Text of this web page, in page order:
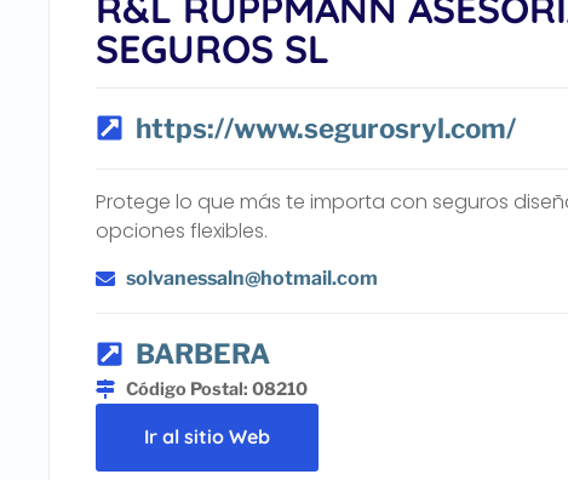
SEGUROS SL
https://www.segurosryl.com/
Protege lo que más te importa con seguros
opciones flexibles.
solvanessaln@hotmail.com
BARBERA
Código Postal: 08210
Ir al sitio Web